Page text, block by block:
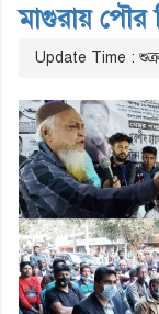
মাগুরায় পৌর
Update Time :